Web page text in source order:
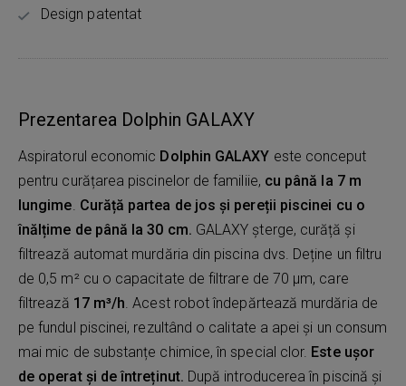
Design patentat
Prezentarea Dolphin GALAXY
Aspiratorul economic Dolphin GALAXY este conceput
pentru curățarea piscinelor de familiie, cu până la 7 m
lungime. Curăță partea de jos și pereții piscinei cu o
înălțime de până la 30 cm. GALAXY șterge, curăță și
filtrează automat murdăria din piscina dvs. Deține un filtru
de 0,5 m² cu o capacitate de filtrare de 70 μm, care
filtrează 17 m³/h. Acest robot îndepărtează murdăria de
pe fundul piscinei, rezultând o calitate a apei și un consum
mai mic de substanțe chimice, în special clor. Este ușor
de operat și de întreținut. După introducerea în piscină și